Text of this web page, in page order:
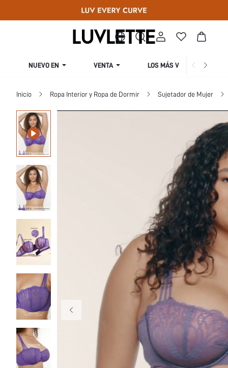
NUEVO EN VENTA LOS MÁS VENDIDOS
Inicio Ropa Interior y Ropa de Dormir Sujetador de Mujer